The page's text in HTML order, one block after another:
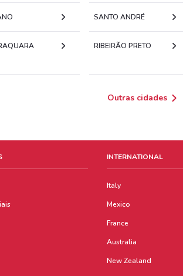
SANTO ANDRÉ
RIBEIRÃO PRETO
Outras cidades
INTERNATIONAL
Italy
Mexico
France
Australia
New Zealand